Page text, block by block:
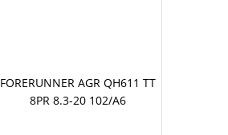
FORERUNNER AGR QH611 TT
8PR 8.3-20 102/A6